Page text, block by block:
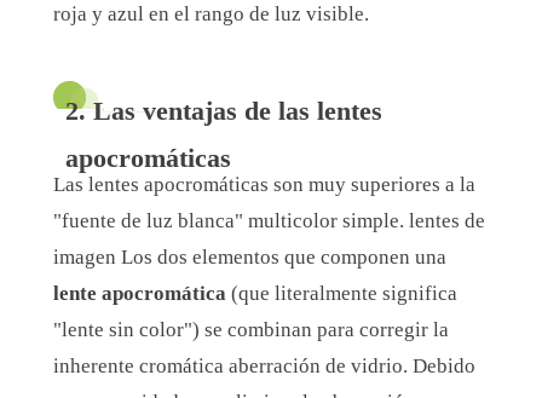
roja y azul en el rango de luz visible.
2. Las ventajas de las lentes
apocromáticas
Las lentes apocromáticas son muy superiores a la
"fuente de luz blanca" multicolor simple. lentes de
imagen Los dos elementos que componen una
lente apocromática (que literalmente significa
"lente sin color") se combinan para corregir la
inherente cromática aberración de vidrio. Debido